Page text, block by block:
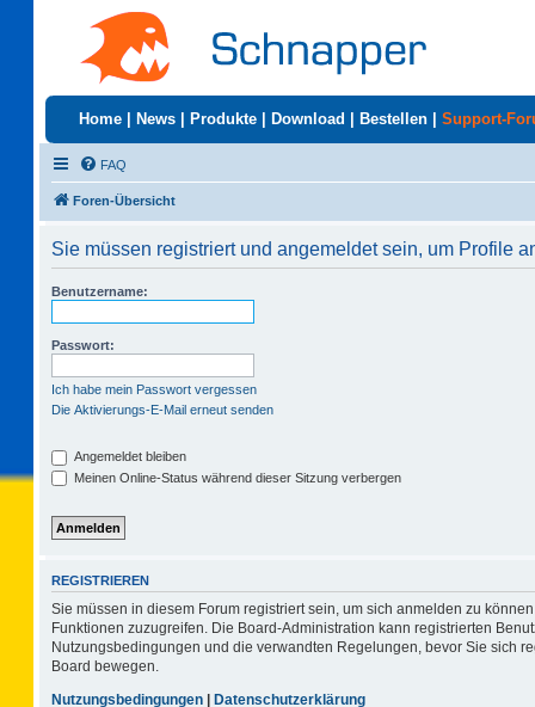
Home News Produkte Download Bestellen Support-
FAQ
Foren-Übersicht
Sie müssen registriert und angemeldet sein, um Profile
Benutzername:
Passwort:
Ich habe mein Passwort vergessen
Die Aktivierungs-E-Mail erneut senden
Angemeldet bleiben
Meinen Online-Status während dieser Sitzung verbergen
REGISTRIEREN
Sie müssen in diesem Forum registriert sein, um sich anmelden zu
Funktionen zuzugreifen. Die Board-Administration kann registrierten
Nutzungsbedingungen und die verwandten Regelungen, bevor Sie sich
Board bewegen.
Nutzungsbedingungen | Datenschutzerklärung